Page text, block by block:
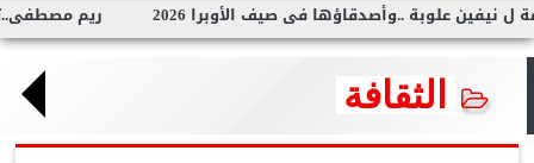
ريم مصطفى..تخطف ..وأصدقاؤها فى صيف الأوبرا 2026
الثقافة